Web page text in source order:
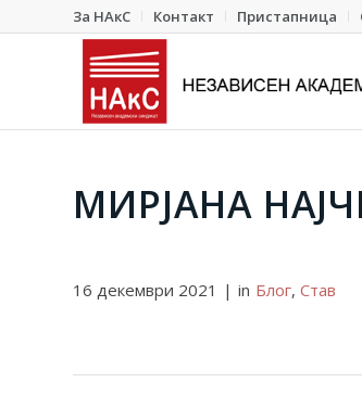
За НАкС Контакт Пристапница
МИРЈАНА
16 декември 2021 | in Блог, Став